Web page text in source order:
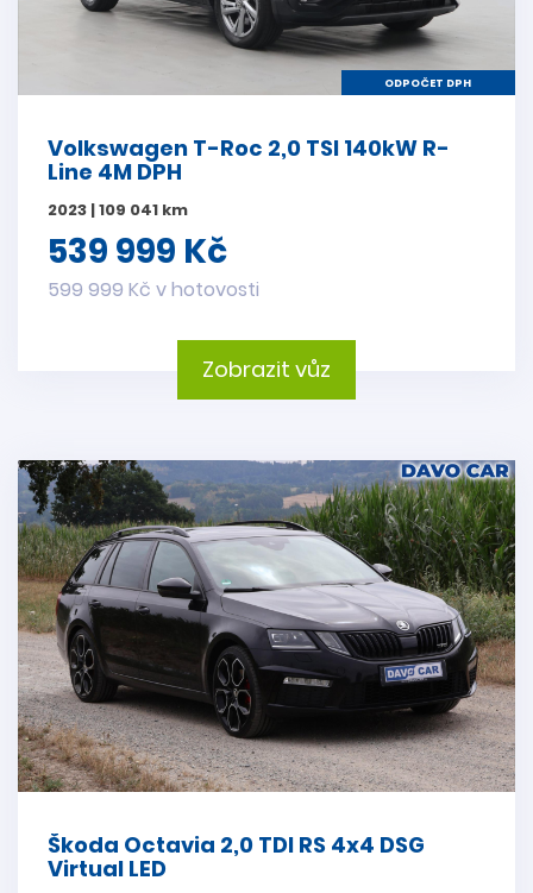
ODPOČET DPH
Volkswagen T-Roc 2,0 TSI 140kW R-
Line 4M DPH
2023 | 109 041 km
539 999 Kč
599 999 Kč v hotovosti
Zobrazit vůz
Škoda Octavia 2,0 TDI RS 4x4 DSG
Virtual LED